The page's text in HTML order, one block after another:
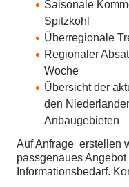
Saisonale
Spitzkohl
Überregionale
Regionaler
Woche
Übersicht der
den
Anbaugebieten
Auf Anfrage erstellen
passgenaues
Informationsbedarf.